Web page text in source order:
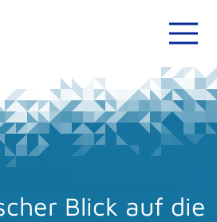
Blick auf die